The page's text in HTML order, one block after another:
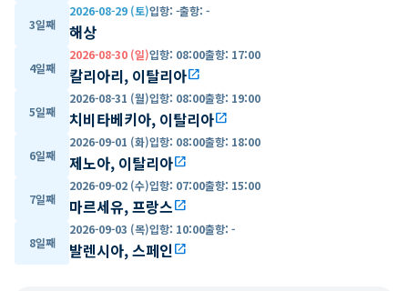
3일째
2026-08-29 (토)입항: -출항: -
해상
4일째
2026-08-30 (일)입항: 08:00출항: 17:00
칼리아리, 이탈리아open_in_new
5일째
2026-08-31 (월)입항: 08:00출항: 19:00
치비타베키아, 이탈리아open_in_new
6일째
2026-09-01 (화)입항: 08:00출항: 18:00
제노아, 이탈리아open_in_new
7일째
2026-09-02 (수)입항: 07:00출항: 15:00
마르세유, 프랑스open_in_new
8일째
2026-09-03 (목)입항: 10:00출항: -
발렌시아, 스페인open_in_new